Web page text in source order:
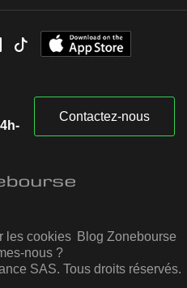
Contactez-nous
les cookies Blog Zonebourse
nous ?
SAS. Tous droits réservés.